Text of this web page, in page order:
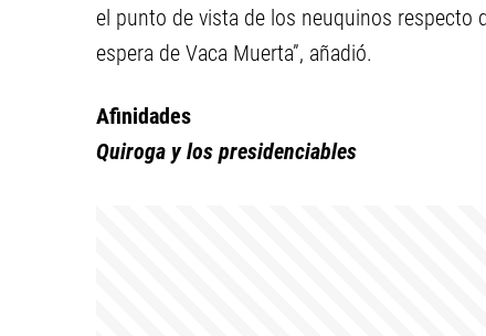
el punto de vista de los neuquinos respecto
espera de Vaca Muerta”, añadió.
Afinidades
Quiroga y los presidenciables